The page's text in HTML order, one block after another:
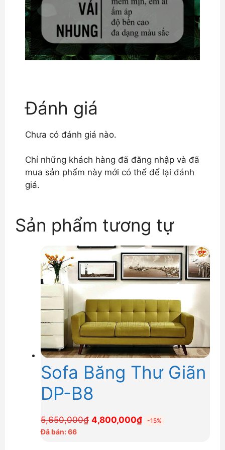
Đánh giá
Chưa có đánh giá nào.
Chỉ những khách hàng đã đăng nhập và đã
mua sản phẩm này mới có thể để lại đánh
giá.
Sản phẩm tương tự
Sofa Băng Thư Giãn
DP-B8
5,650,000₫ Giá
4,800,000₫Giá
-15%
Đã bán: 66